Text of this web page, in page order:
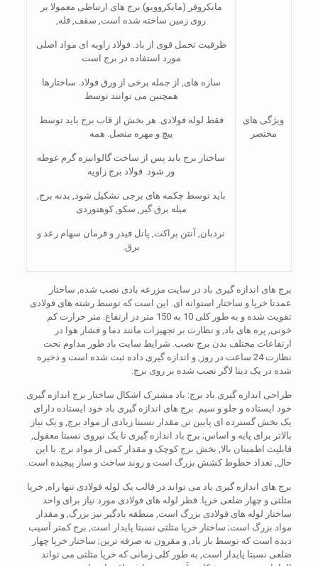
ویژگی های
مختصر
مایکروفر (مایکروویو) برج های ارتباطی معمولا بر
روی زمین ساخته شده است, سقف, قله,
ظرفیت تحمل قوی از باد. فولاد زاویه ای مواد اصلی
مورد استفاده در برج است
سازه های, از جمله برخی از ورق فولاد. ساختارها
همچنین می توانند توسط
فقط لوله فولادی. هر بخش از قاب برج باید توسط
پیچ و مهره متصل. همه
ساختار برج باید پس از ساخت گالوانیزه گرم غوطه
ور شود. فولاد برج زاویه
باید توسط چکمه های برجی تشکیل شود, بدنه برج,
میله برق گیر, سکو, کوهنوردی
نردبان, آنتن براکت, پانل فیدر و فرمان سهام رعد و
برق.
برج های اندازه گیری باد در سایت مزرعه بادی نصب شده, ساختار
عمدتا خرپا و ساختار استوانه ای. این است که توسط رشته های فولادی
تقویت شده و به طور کلی 10 به 150 متر در ارتفاع. متر حرارت کم
خونی, پره های باد, و نظارت بر تجهیزات مانند دما و فشار هوا در
ارتفاعات مختلف بدن برج نصب. شرایط سایت باد طور مداوم تحت
نظارت 24 ساعت در روز, و اندازه گیری داده ثبت شده است و ذخیره
شده در یک دیتا لاگر نصب شده بر روی برج.
طراحی اندازه گیری باد برج: باد مشترک اشکال ساختار برج اندازه گیری
خود ایستاده و جلو و سیم. برج های اندازه گیری باد خود ایستاده دارای
یک بخش گسترده ای پایین تر, مقدار نسبتا زیادی از مواد برج, و یک نیاز
بالاتر برای پایه و اساس; برج باد اندازه گیری تا یک نیروی نسبتا معقول,
قابلیت اطمینان بالا, بخش برج کوچک و مقدار کمی از مواد برج. با این
حال, تعداد خطوط کشش بزرگ است و روند ساخت و ساز پیچیده است.
برج های اندازه گیری باد می تواند در قالب یک لوله فولادی تنها راه, خرپا
مثلثی و چهار ضلعی خرپا. قطر لوله های فولادی مورد نیاز برای واحد
ساختار لوله های فولادی بزرگ است, منطقه بادگیر نیز بزرگ, و مقدار
مواد بزرگ است; ساختار خرپا مثلثی نسبتا پایدار است, برج کمتر آسیب
دیده است که توسط بار باد, و مقرون به صرفه ترین; ساختار خرپا چهار
ضلعی نسبتا پایدار است, به طور کلی زمانی که خرپا مثلثی می تواند